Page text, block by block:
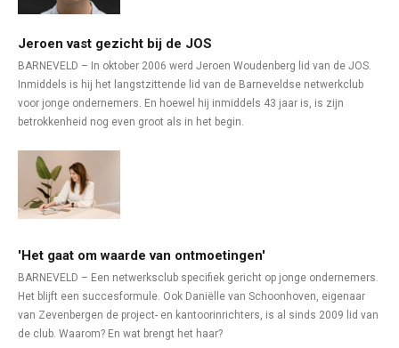
Jeroen vast gezicht bij de JOS
BARNEVELD – In oktober 2006 werd Jeroen Woudenberg lid van de JOS.
Inmiddels is hij het langstzittende lid van de Barneveldse netwerkclub
voor jonge ondernemers. En hoewel hij inmiddels 43 jaar is, is zijn
betrokkenheid nog even groot als in het begin.
'Het gaat om waarde van ontmoetingen'
BARNEVELD – Een netwerksclub specifiek gericht op jonge ondernemers.
Het blijft een succesformule. Ook Daniëlle van Schoonhoven, eigenaar
van Zevenbergen de project- en kantoorinrichters, is al sinds 2009 lid van
de club. Waarom? En wat brengt het haar?